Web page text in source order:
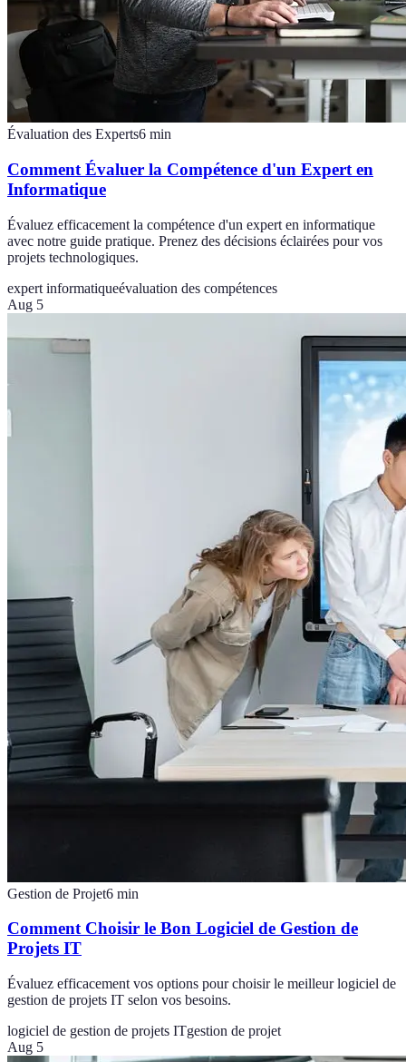
Évaluation des Experts6 min
Comment Évaluer la Compétence d'un Expert en
Informatique
Évaluez efficacement la compétence d'un expert en informatique
avec notre guide pratique. Prenez des décisions éclairées pour vos
projets technologiques.
expert informatiqueévaluation des compétences
Aug 5
Gestion de Projet6 min
Comment Choisir le Bon Logiciel de Gestion de
Projets IT
Évaluez efficacement vos options pour choisir le meilleur logiciel de
gestion de projets IT selon vos besoins.
logiciel de gestion de projets ITgestion de projet
Aug 5